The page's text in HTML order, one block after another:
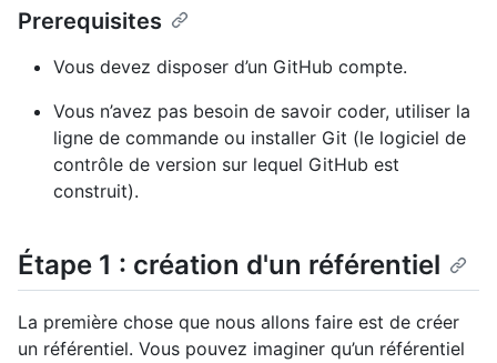
Prerequisites
Vous devez disposer d’un GitHub compte.
Vous n’avez pas besoin de savoir coder, utiliser la
ligne de commande ou installer Git (le logiciel de
contrôle de version sur lequel GitHub est
construit).
Étape 1 : création d'un référentiel
La première chose que nous allons faire est de créer
un référentiel. Vous pouvez imaginer qu’un référentiel